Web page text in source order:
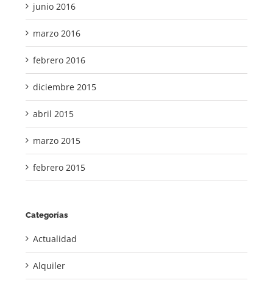
junio 2016
marzo 2016
febrero 2016
diciembre 2015
abril 2015
marzo 2015
febrero 2015
Categorías
Actualidad
Alquiler